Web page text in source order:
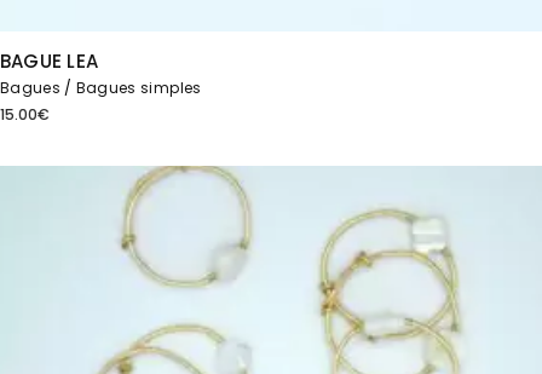
BAGUE LEA
Bagues
Bagues simples
15.00€